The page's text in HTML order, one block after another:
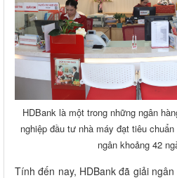
HDBank là một trong những ngân
nghiệp đầu tư nhà máy đạt tiêu
ngân khoảng 42
Tính đến nay, HDBank đã giải